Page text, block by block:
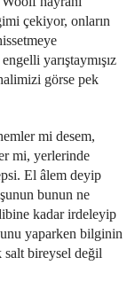
çekiyor, onların
yarıştaymışız
görse pek
mi desem,
mi, yerlerinde
El âlem deyip
bunun ne
kadar irdeleyip
yaparken bilginin
salt bireysel değil